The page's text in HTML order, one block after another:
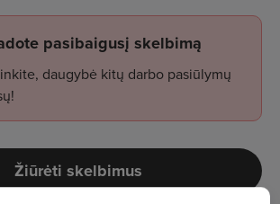
pasibaigusį skelbimą
daugybė kitų darbo pasiūlymų
Žiūrėti skelbimus